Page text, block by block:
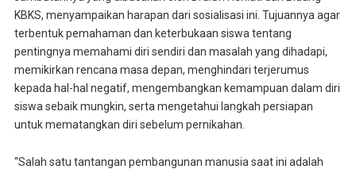
KBKS, menyampaikan harapan dari sosialisasi ini. Tujuannya agar
terbentuk pemahaman dan keterbukaan siswa tentang
pentingnya memahami diri sendiri dan masalah yang dihadapi,
memikirkan rencana masa depan, menghindari terjerumus
kepada hal-hal negatif, mengembangkan kemampuan dalam diri
siswa sebaik mungkin, serta mengetahui langkah persiapan
untuk mematangkan diri sebelum pernikahan.
“Salah satu tantangan pembangunan manusia saat ini adalah